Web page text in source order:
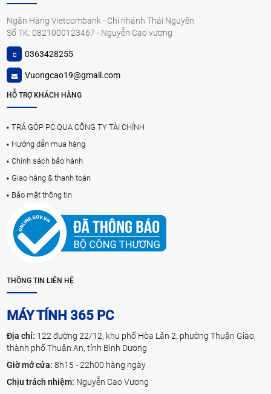
Ngân Hàng Vietcombank - Chi nhánh Thái Nguyên
Số TK: 0821000123467 - Nguyễn Cao vương
0363428255
Vuongcao19@gmail.com
HỖ TRỢ KHÁCH HÀNG
TRẢ GÓP PC QUA CÔNG TY TÀI CHÍNH
Hướng dẫn mua hàng
Chính sách bảo hành
Giao hàng & thanh toán
Bảo mật thông tin
THÔNG TIN LIÊN HỆ
MÁY TÍNH 365 PC
Địa chỉ: 122 đường 22/12, khu phố Hòa Lân 2, phường Thuận Giao,
thành phố Thuận An, tỉnh Bình Dương
Giờ mở cửa:8h15 - 22h00 hàng ngày
Chịu trách nhiệm: Nguyễn Cao Vương